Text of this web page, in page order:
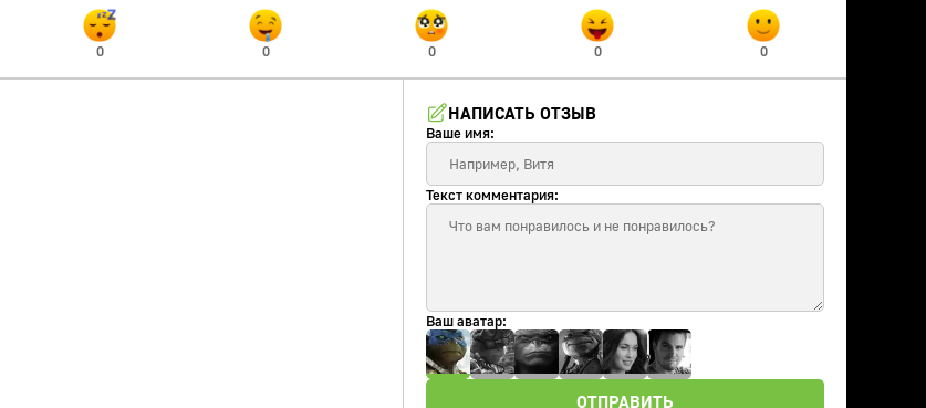
0 0 0 0 0
НАПИСАТЬ ОТЗЫВ
Ваше имя:
Текст комментария:
Ваш аватар:
ОТПРАВИТЬ